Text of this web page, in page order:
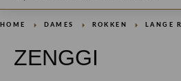
HOME DAMES ROKKEN LANGE
ZENGGI